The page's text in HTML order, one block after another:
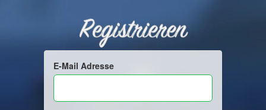
Registrieren
E-Mail Adresse